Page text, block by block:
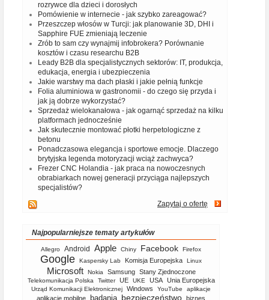
rozrywce dla dzieci i dorosłych
Pomówienie w internecie - jak szybko zareagować?
Przeszczep włosów w Turcji: jak planowanie 3D, DHI i
Sapphire FUE zmieniają leczenie
Zrób to sam czy wynajmij infobrokera? Porównanie
kosztów i czasu researchu B2B
Leady B2B dla specjalistycznych sektorów: IT, produkcja,
edukacja, energia i ubezpieczenia
Jakie warstwy ma dach płaski i jakie pełnią funkcje
Folia aluminiowa w gastronomii - do czego się przyda i
jak ją dobrze wykorzystać?
Sprzedaż wielokanałowa - jak ogarnąć sprzedaż na kilku
platformach jednocześnie
Jak skutecznie montować płotki herpetologiczne z
betonu
Ponadczasowa elegancja i sportowe emocje. Dlaczego
brytyjska legenda motoryzacji wciąż zachwyca?
Frezer CNC Holandia - jak praca na nowoczesnych
obrabiarkach nowej generacji przyciąga najlepszych
specjalistów?
Zapytaj o ofertę
Najpopularniejsze tematy artykułów
Allegro Android Apple Chiny Facebook Firefox
Google Kaspersky Lab Komisja Europejska Linux
Microsoft Nokia Samsung Stany Zjednoczone
Telekomunikacja Polska Twitter UE UKE USA Unia Europejska
Urząd Komunikacji Elektronicznej Windows YouTube aplikacje
aplikacje mobilne badania bezpieczeństwo biznes